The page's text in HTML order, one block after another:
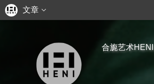
文章
合旎艺术HENI